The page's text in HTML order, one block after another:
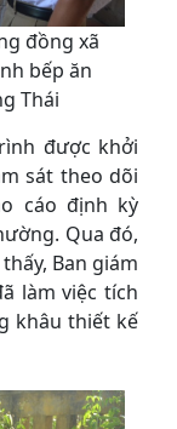
đồng xã
bếp ăn
Thái
được khởi
sát theo dõi
cáo định kỳ
Qua đó,
Ban giám
làm việc tích
khâu thiết kế